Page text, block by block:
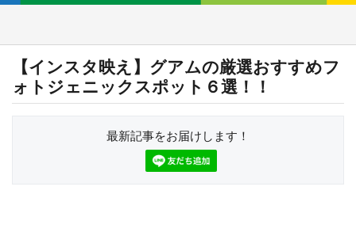
【インスタ映え】グアムの厳選おすすめフ
ォトジェニックスポット６選！！
最新記事をお届けします！